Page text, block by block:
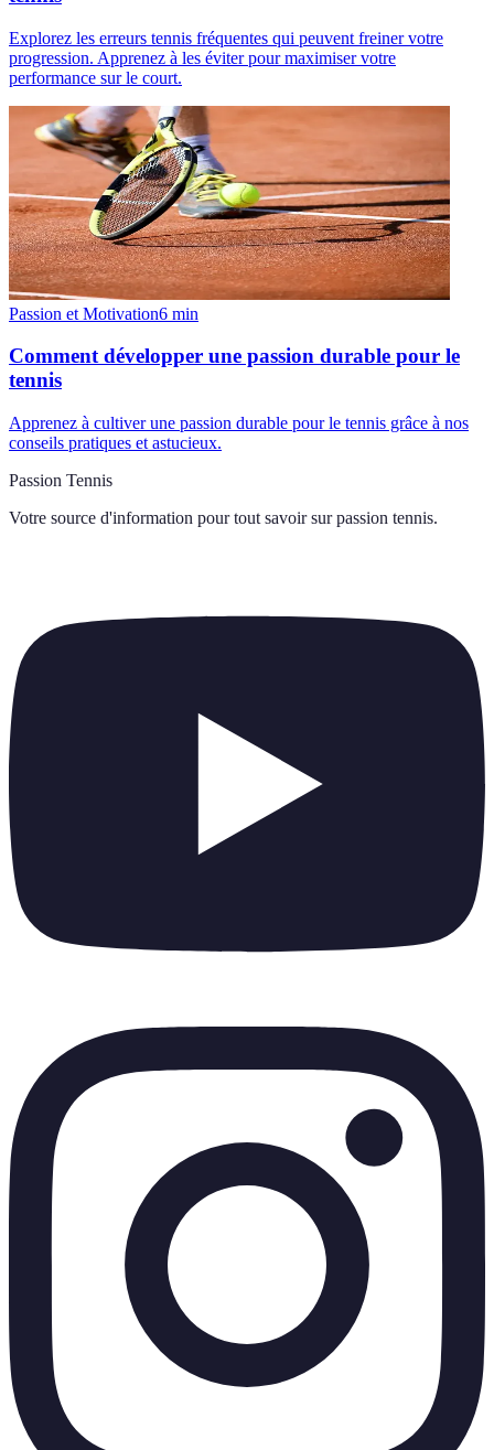
Explorez les erreurs tennis fréquentes qui peuvent freiner votre
progression. Apprenez à les éviter pour maximiser votre
performance sur le court.
Passion et Motivation6 min
Comment développer une passion durable pour le
tennis
Apprenez à cultiver une passion durable pour le tennis grâce à nos
conseils pratiques et astucieux.
Passion Tennis
Votre source d'information pour tout savoir sur passion tennis.